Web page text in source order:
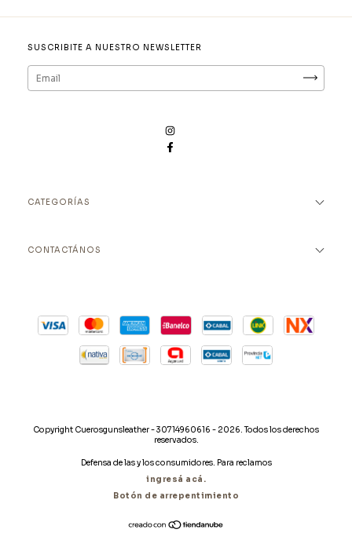
SUSCRIBITE A NUESTRO NEWSLETTER
CATEGORÍAS
CONTACTÁNOS
Copyright Cuerosgunsleather - 30714960616 - 2026. Todos los derechos
reservados.
Defensa de las y los consumidores. Para reclamos
ingresá acá.
Botón de arrepentimiento